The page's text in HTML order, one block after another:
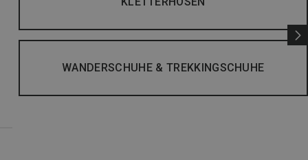
WANDERSCHUHE & TREKKINGSCHUHE